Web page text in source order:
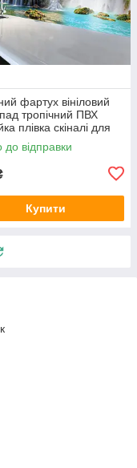
фартух вініловий
тропічний ПВХ
плівка скіналі для
600х2000 мм
до відправки
Купити